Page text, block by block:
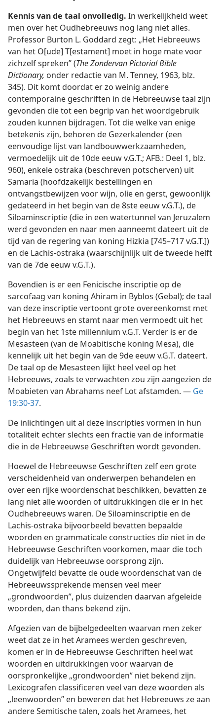
Kennis van de taal onvolledig. In werkelijkheid weet
men over het Oudhebreeuws nog lang niet alles.
Professor Burton L. Goddard zegt: „Het Hebreeuws
van het O[ude] T[estament] moet in hoge mate voor
zichzelf spreken” (The Zondervan Pictorial Bible
Dictionary, onder redactie van M. Tenney, 1963, blz.
345). Dit komt doordat er zo weinig andere
contemporaine geschriften in de Hebreeuwse taal zijn
gevonden die tot een begrip van het woordgebruik
zouden kunnen bijdragen. Tot die welke van enige
betekenis zijn, behoren de Gezerkalender (een
eenvoudige lijst van landbouwwerkzaamheden,
vermoedelijk uit de 10de eeuw v.G.T.; AFB.: Deel 1, blz.
960), enkele ostraka (beschreven potscherven) uit
Samaria (hoofdzakelijk bestellingen en
ontvangstbewijzen voor wijn, olie en gerst, gewoonlijk
gedateerd in het begin van de 8ste eeuw v.G.T.), de
Siloaminscriptie (die in een watertunnel van Jeruzalem
werd gevonden en naar men aanneemt dateert uit de
tijd van de regering van koning Hizkia [745–717 v.G.T.])
en de Lachis-ostraka (waarschijnlijk uit de tweede helft
van de 7de eeuw v.G.T.).
Bovendien is er een Fenicische inscriptie op de
sarcofaag van koning Ahiram in Byblos (Gebal); de taal
van deze inscriptie vertoont grote overeenkomst met
het Hebreeuws en stamt naar men vermoedt uit het
begin van het 1ste millennium v.G.T. Verder is er de
Mesasteen (van de Moabitische koning Mesa), die
kennelijk uit het begin van de 9de eeuw v.G.T. dateert.
De taal op de Mesasteen lijkt heel veel op het
Hebreeuws, zoals te verwachten zou zijn aangezien de
Moabieten van Abrahams neef Lot afstamden. — Ge
19:30-37.
De inlichtingen uit al deze inscripties vormen in hun
totaliteit echter slechts een fractie van de informatie
die in de Hebreeuwse Geschriften wordt gevonden.
Hoewel de Hebreeuwse Geschriften zelf een grote
verscheidenheid van onderwerpen behandelen en
over een rijke woordenschat beschikken, bevatten ze
lang niet alle woorden of uitdrukkingen die er in het
Oudhebreeuws waren. De Siloaminscriptie en de
Lachis-ostraka bijvoorbeeld bevatten bepaalde
woorden en grammaticale constructies die niet in de
Hebreeuwse Geschriften voorkomen, maar die toch
duidelijk van Hebreeuwse oorsprong zijn.
Ongetwijfeld bevatte de oude woordenschat van de
Hebreeuwssprekende mensen veel meer
„grondwoorden”, plus duizenden daarvan afgeleide
woorden, dan thans bekend zijn.
Afgezien van de bijbelgedeelten waarvan men zeker
weet dat ze in het Aramees werden geschreven,
komen er in de Hebreeuwse Geschriften heel wat
woorden en uitdrukkingen voor waarvan de
oorspronkelijke „grondwoorden” niet bekend zijn.
Lexicografen classificeren veel van deze woorden als
„leenwoorden” en beweren dat het Hebreeuws ze aan
andere Semitische talen, zoals het Aramees, het